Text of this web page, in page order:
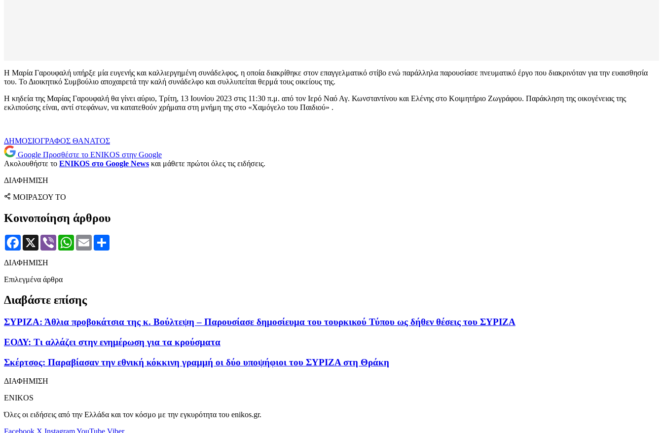
Η Μαρία Γαρουφαλή υπήρξε μία ευγενής και καλλιεργημένη συνάδελφος, η οποία διακρίθηκε στον επαγγελματικό στίβο ενώ παράλληλα παρουσίασε πνευματικό έργο που διακρινόταν για την ευαισθησία
του. Το Διοικητικό Συμβούλιο αποχαιρετά την καλή συνάδελφο και συλλυπείται θερμά τους οικείους της.
Η κηδεία της Μαρίας Γαρουφαλή θα γίνει αύριο, Τρίτη, 13 Ιουνίου 2023 στις 11:30 π.μ. από τον Ιερό Ναό Αγ. Κωνσταντίνου και Ελένης στο Κοιμητήριο Ζωγράφου. Παράκληση της οικογένειας της
εκλιπούσης είναι, αντί στεφάνων, να κατατεθούν χρήματα στη μνήμη της στο «Χαμόγελο του Παιδιού» .
ΔΗΜΟΣΙΟΓΡΑΦΟΣ ΘΑΝΑΤΟΣ
Google Προσθέστε το ENIKOS στην Google
Ακολουθήστε το ENIKOS στο Google News και μάθετε πρώτοι όλες τις ειδήσεις.
ΔΙΑΦΗΜΙΣΗ
ΜΟΙΡΑΣΟΥ ΤΟ
Κοινοποίηση άρθρου
Facebook
X Viber WhatsApp
Email
ΔΙΑΦΗΜΙΣΗ
Επιλεγμένα άρθρα
Διαβάστε επίσης
ΣΥΡΙΖΑ: Άθλια προβοκάτσια της κ. Βούλτεψη – Παρουσίασε δημοσίευμα του τουρκικού Τύπου ως δήθεν θέσεις του ΣΥΡΙΖΑ
ΕΟΔΥ: Τι αλλάζει στην ενημέρωση για τα κρούσματα
Σκέρτσος: Παραβίασαν την εθνική κόκκινη γραμμή οι δύο υποψήφιοι του ΣΥΡΙΖΑ στη Θράκη
ΔΙΑΦΗΜΙΣΗ
ENIKOS
Όλες οι ειδήσεις από την Ελλάδα και τον κόσμο με την εγκυρότητα του enikos.gr.